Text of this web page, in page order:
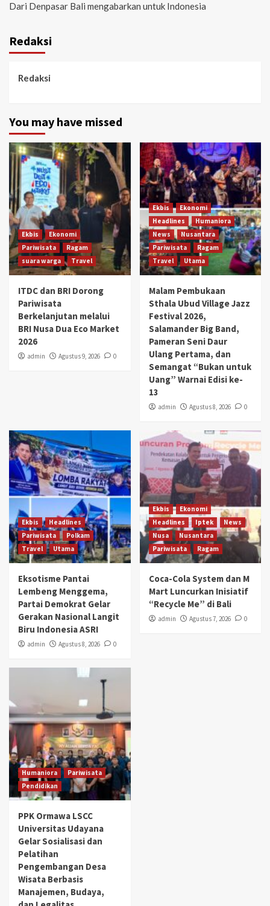
Dari Denpasar Bali mengabarkan untuk Indonesia
Redaksi
Redaksi
You may have missed
Ekbis
Ekonomi
Pariwisata
Ragam
suara warga
Travel
ITDC dan BRI Dorong
Pariwisata
Berkelanjutan melalui
BRI Nusa Dua Eco Market
2026
admin Agustus 9, 2026 0
Ekbis
Ekonomi
Headlines
Humaniora
News
Nusantara
Pariwisata
Ragam
Travel
Utama
Malam Pembukaan
Sthala Ubud Village Jazz
Festival 2026,
Salamander Big Band,
Pameran Seni Daur
Ulang Pertama, dan
Semangat “Bukan untuk
Uang” Warnai Edisi ke-
13
admin Agustus 8, 2026 0
Ekbis
Headlines
Pariwisata
Polkam
Travel
Utama
Eksotisme Pantai
Lembeng Menggema,
Partai Demokrat Gelar
Gerakan Nasional Langit
Biru Indonesia ASRI
admin Agustus 8, 2026 0
Ekbis
Ekonomi
Headlines
Iptek
News
Nusa
Nusantara
Pariwisata
Ragam
Coca-Cola System dan M
Mart Luncurkan Inisiatif
“Recycle Me” di Bali
admin Agustus 7, 2026 0
Humaniora
Pariwisata
Pendidikan
PPK Ormawa LSCC
Universitas Udayana
Gelar Sosialisasi dan
Pelatihan
Pengembangan Desa
Wisata Berbasis
Manajemen, Budaya,